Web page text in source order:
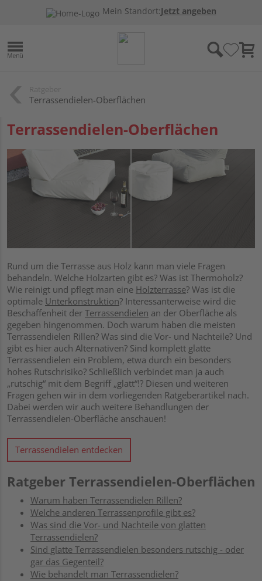
Mein Standort:Jetzt angeben
Terrassendielen-Oberflächen
Terrassendielen-Oberflächen
Rund um die Terrasse aus Holz kann man viele Fragen
behandeln. Welche Holzarten gibt es? Was ist Thermoholz?
Wie reinigt und pflegt man eine Holzterrasse? Was ist die
optimale Unterkonstruktion? Interessanterweise wird die
Beschaffenheit der Terrassendielen an der Oberfläche als
gegeben hingenommen. Doch warum haben die meisten
Terrassendielen Rillen? Was sind die Vor- und Nachteile? Und
gibt es hier auch Alternativen? Sind komplett glatte
Terrassendielen ein Problem, etwa durch ein besonders
hohes Rutschrisiko? Schließlich verbindet man ja auch
„rutschig“ mit dem Begriff „glatt“!? Diesen und weiteren
Fragen gehen wir in dem vorliegenden Ratgeberartikel nach.
Dabei werden wir auch weitere Behandlungen der
Terrassendielen-Oberfläche anschauen!
Terrassendielen entdecken
Ratgeber Terrassendielen-Oberflächen
Warum haben Terrassendielen Rillen?
Welche anderen Terrassenprofile gibt es?
Was sind die Vor- und Nachteile von glatten
Terrassendielen?
Sind glatte Terrassendielen besonders rutschig - oder
gar das Gegenteil?
Wie behandelt man Terrassendielen?